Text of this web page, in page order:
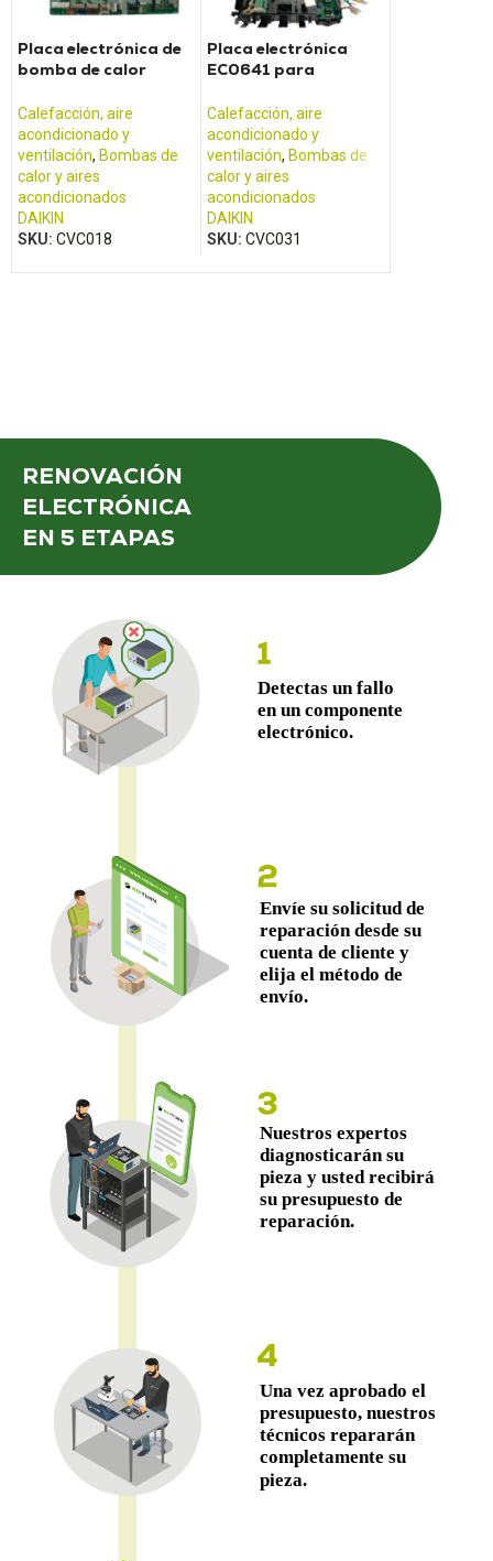
Placa electrónica de
bomba de calor
44F
Calefacción, aire
acondicionado y
ventilación, Bombas de
calor y aires
acondicionados
DAIKIN
SKU: CVC018
Placa electrónica
EC0641 para
Daikin
Calefacción, aire
acondicionado y
ventilación, Bombas de
calor y aires
acondicionados
DAIKIN
SKU: CVC031
RENOVACIÓN
ELECTRÓNICA
EN 5 ETAPAS